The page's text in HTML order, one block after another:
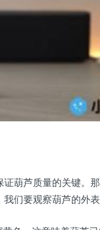
葫芦质量的关键。
们要观察葫芦的外表